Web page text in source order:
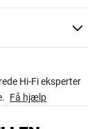
højttaler. I
varetages
i flettet kevlar.
biler, og i
Hi-Fi eksperter
Få hjælp